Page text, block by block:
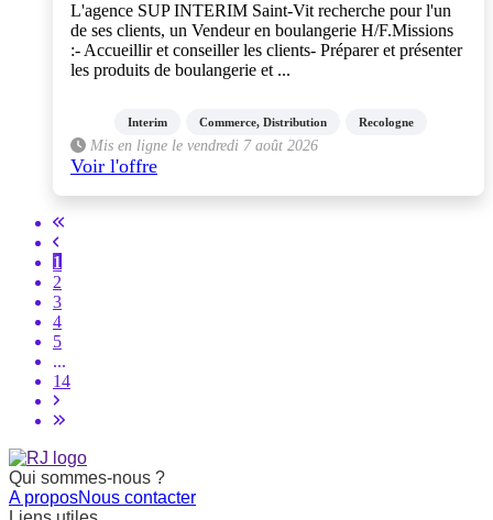
L'agence SUP INTERIM Saint-Vit recherche pour l'un
de ses clients, un Vendeur en boulangerie H/F.Missions
:- Accueillir et conseiller les clients- Préparer et présenter
les produits de boulangerie et ...
Interim Commerce, Distribution Recologne
Mis en ligne le vendredi 7 août 2026
Voir l'offre
1
2
3
4
5
...
14
Qui sommes-nous ?
A proposNous contacter